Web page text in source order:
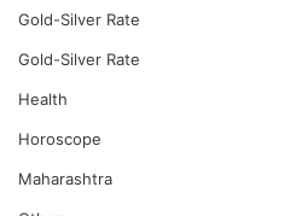
Gold-Silver Rate
Gold-Silver Rate
Health
Horoscope
Maharashtra